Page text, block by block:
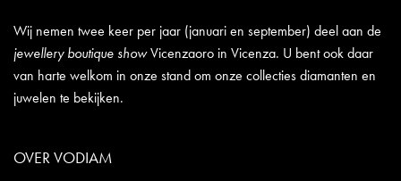
Wij nemen twee keer per jaar (januari en september) deel aan de
jewellery boutique showVicenzaoro in Vicenza. U bent ook daar
van harte welkom in onze stand om onze collecties diamanten en
juwelen te bekijken.
OVER VODIAM